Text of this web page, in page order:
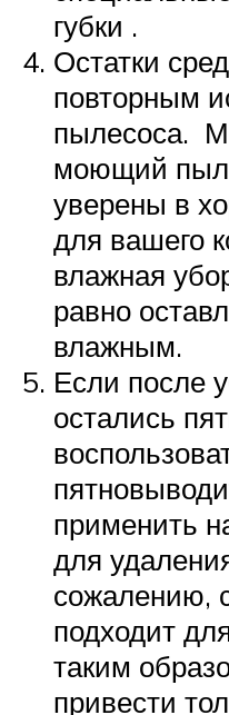
губки .
Остатки
повторным
пылесоса.
моющий
уверены в
для вашего
влажная
равно
влажным.
Если после
остались
применить
для
сожалению,
подходит
таким
привести